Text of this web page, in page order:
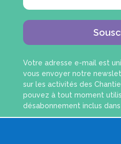
Votre adresse e-mail est
vous envoyer notre
sur les activités des
pouvez à tout moment
désabonnement inclus